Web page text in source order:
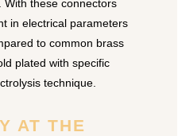
With these connectors
in electrical parameters
to common brass
plated with specific
technique.
AT THE